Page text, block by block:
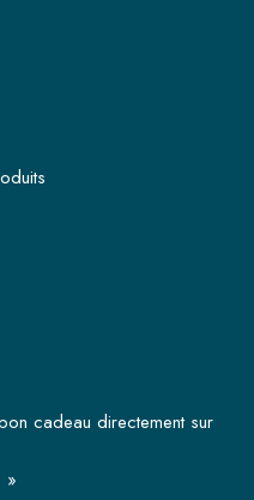
cadeau directement sur
»